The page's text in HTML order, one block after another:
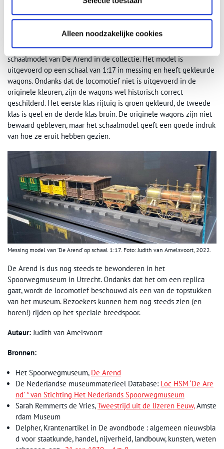
Alleen noodzakelijke cookies
‘De Arend’ rijdt nog steeds in het Spoorwegmuseum. Foto: Judith van Amelsvoort,
2022.
Van dichtbij bekijken?
Naast de grote replica heeft het museum ook een gedetailleerd
schaalmodel van De Arend in de collectie. Het model is
uitgevoerd op een schaal van 1:17 in messing en heeft gekleurde
wagons. Ondanks dat de locomotief niet is uitgevoerd in de
originele kleuren, zijn de wagons wel historisch correct
geschilderd. Het eerste klas rijtuig is groen gekleurd, de tweede
klas is geel en de derde klas bruin. De originele wagons zijn niet
bewaard gebleven, maar het schaalmodel geeft een goede indruk
van hoe ze eruit hebben gezien.
Messing model van ‘De Arend’ op schaal 1:17. Foto: Judith van Amelsvoort, 2022.
De Arend is dus nog steeds te bewonderen in het
Spoorwegmuseum in Utrecht. Ondanks dat het om een replica
gaat, wordt de locomotief beschouwd als een van de topstukken
van het museum. Bezoekers kunnen hem nog steeds zien (en
horen!) rijden op het speciale breedspoor.
Auteur:Judith van Amelsvoort
Bronnen:
Het Spoorwegmuseum, De Arend
De Nederlandse museummaterieel Database: Loc HSM ‘De Are
nd’ * van Stichting Het Nederlands Spoorwegmuseum
Sarah Remmerts de Vries,Tweestrijd uit de IJzeren Eeuw,Amste
rdam Museum
Delpher, Krantenartikel in De avondbode : algemeen nieuwsbla
d voor staatkunde, handel, nijverheid, landbouw, kunsten, weten